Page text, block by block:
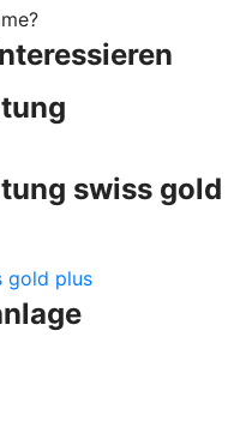
swiss gold
gold plus